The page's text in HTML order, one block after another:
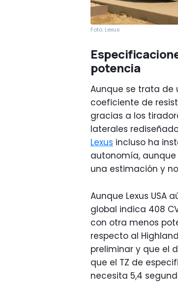
Foto: Lexus
potencia
Aunque se trata de
coeficiente de
gracias a los
laterales
Lexus incluso ha
autonomía,
una estimación y
Aunque Lexus USA
global indica 408
con otra menos
respecto al
preliminar y que el
que el TZ de
necesita 5,4